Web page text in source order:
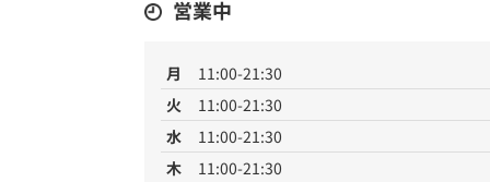
営業中
月
11:00-21:30
火
11:00-21:30
水
11:00-21:30
木
11:00-21:30